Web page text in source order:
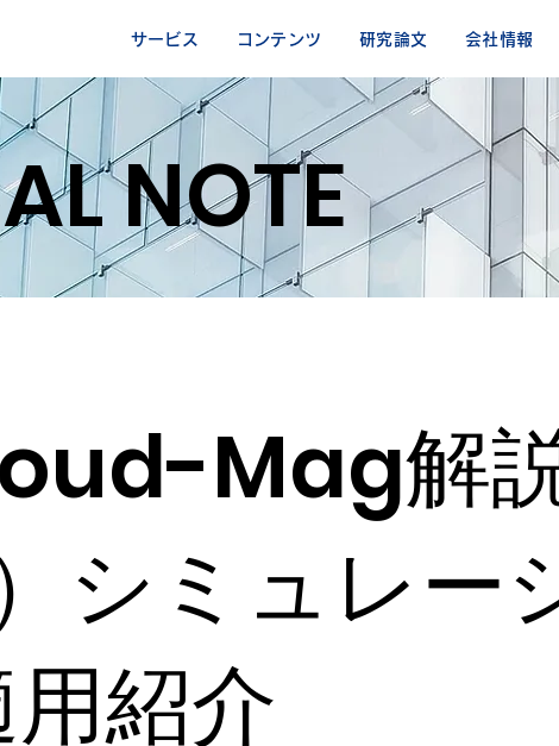
サービス コンテンツ 研究論文 会社情報
NOTE
Mag解
シミュレー
紹介